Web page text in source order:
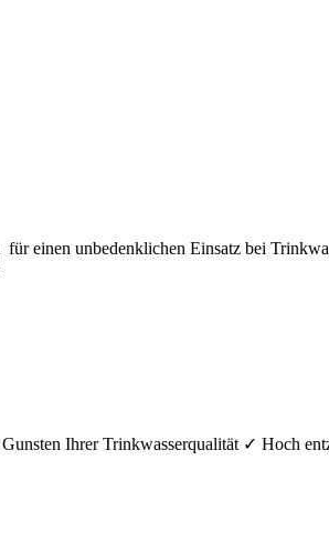
unbedenklichen Einsatz bei
Ihrer Trinkwasserqualität ✓ Hoch